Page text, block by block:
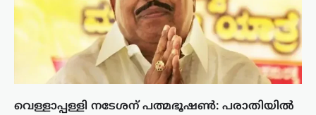
വെള്ളാപ്പള്ളി നടേശന് പത്മഭൂഷൺ: പരാതിയിൽ